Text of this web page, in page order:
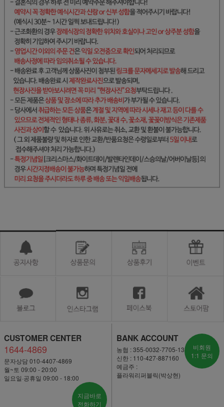
CUSTOMER CENTER
1644-4869
문자상담 010-4407-4869
월~토 09:00 - 20:00
일요일·공휴일 09:00 - 18:00
지금바로
전화하기
BANK ACCOUNT
농협 : 355-0032-7705-13
신한 : 110-427-887160
예금주 :
플라워리퍼블릭(박상현)
비회원
1:1 문의